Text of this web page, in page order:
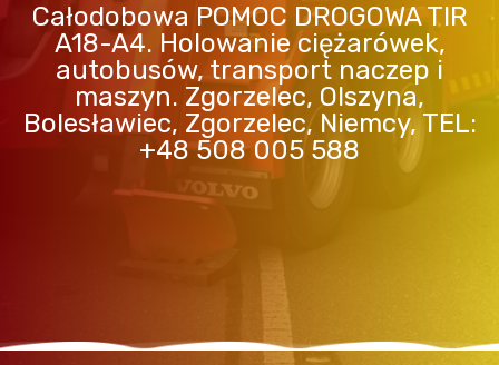
Całodobowa POMOC DROGOWA TIR
A18-A4. Holowanie ciężarówek,
autobusów, transport naczep i
maszyn. Zgorzelec, Olszyna,
Bolesławiec, Zgorzelec, Niemcy, TEL:
+48 508 005 588